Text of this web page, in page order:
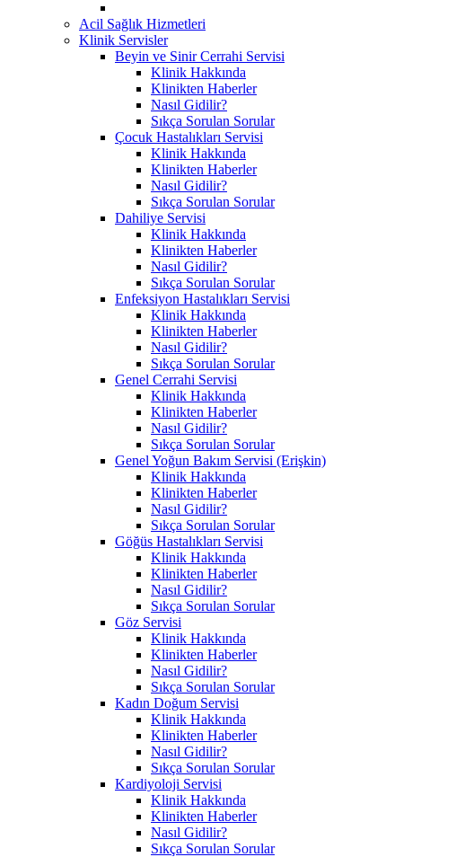
Acil Sağlık Hizmetleri
Klinik Servisler
Beyin ve Sinir Cerrahi Servisi
Klinik Hakkında
Klinikten Haberler
Nasıl Gidilir?
Sıkça Sorulan Sorular
Çocuk Hastalıkları Servisi
Klinik Hakkında
Klinikten Haberler
Nasıl Gidilir?
Sıkça Sorulan Sorular
Dahiliye Servisi
Klinik Hakkında
Klinikten Haberler
Nasıl Gidilir?
Sıkça Sorulan Sorular
Enfeksiyon Hastalıkları Servisi
Klinik Hakkında
Klinikten Haberler
Nasıl Gidilir?
Sıkça Sorulan Sorular
Genel Cerrahi Servisi
Klinik Hakkında
Klinikten Haberler
Nasıl Gidilir?
Sıkça Sorulan Sorular
Genel Yoğun Bakım Servisi (Erişkin)
Klinik Hakkında
Klinikten Haberler
Nasıl Gidilir?
Sıkça Sorulan Sorular
Göğüs Hastalıkları Servisi
Klinik Hakkında
Klinikten Haberler
Nasıl Gidilir?
Sıkça Sorulan Sorular
Göz Servisi
Klinik Hakkında
Klinikten Haberler
Nasıl Gidilir?
Sıkça Sorulan Sorular
Kadın Doğum Servisi
Klinik Hakkında
Klinikten Haberler
Nasıl Gidilir?
Sıkça Sorulan Sorular
Kardiyoloji Servisi
Klinik Hakkında
Klinikten Haberler
Nasıl Gidilir?
Sıkça Sorulan Sorular